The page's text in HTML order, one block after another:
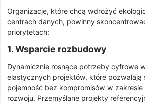
Organizacje, które chcą wdrożyć
centrach danych, powinny
priorytetach:
1. Wsparcie rozbudowy
Dynamicznie rosnące potrzeby cyfrowe
elastycznych projektów, które pozwalają
pojemność bez kompromisów w
rozwoju. Przemyślane projekty